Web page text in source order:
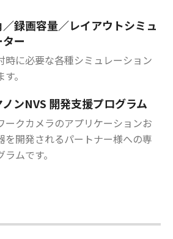
／録画容量／レイアウトシミュ
ター
時に必要な各種シミュレーション
。
ノンNVS 開発支援プログラム
ークカメラのアプリケーションお
を開発されるパートナー様への専
ムです。